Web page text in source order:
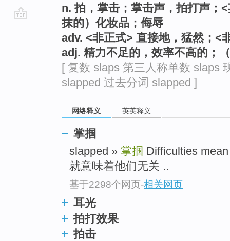
n. 拍，掌击；掌击声，拍打声；
抹的）化妆品；侮辱
adv. <非正式> 直接地，猛然；<
adj. 精力不足的，效率不高的；
[ 复数 slaps 第三人称单数 slaps
slapped 过去分词 slapped ]
网络释义 英英释义
掌掴
slapped » 掌掴 Difficulties
就意味着他们无关 ..
基于2298个网页-相关网页
耳光
拍打效果
拍击